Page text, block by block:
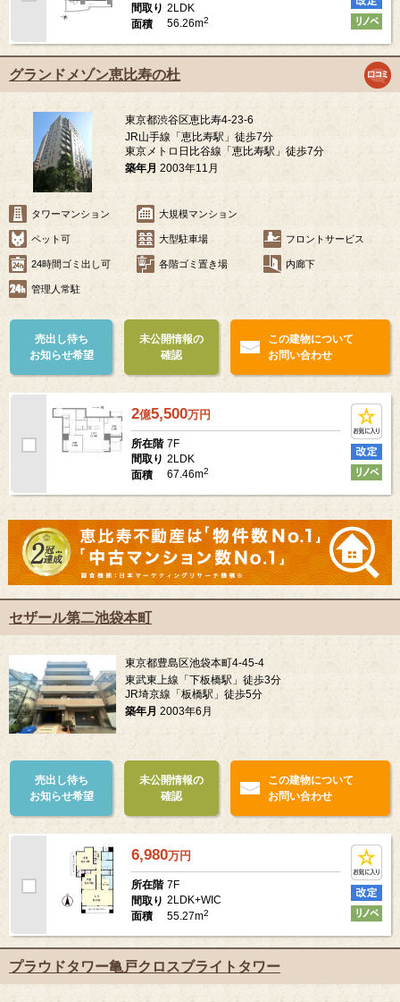
間取り 2LDK
面積
56.26m2
グランドメゾン恵比寿の杜
東京都渋谷区恵比寿4-23-6
JR山手線「恵比寿駅」徒歩7分
東京メトロ日比谷線「恵比寿駅」徒歩7分
築年月 2003年11月
タワーマンション 大規模マンション
ペット可 大型駐車場 フロントサービス
24時間ゴミ出し可 各階ゴミ置き場 内廊下
管理人常駐
売出し待ち
お知らせ希望
未公開情報の
確認
この建物について
お問い合わせ
2億5,500万円
所在階 7F
間取り 2LDK
面積
67.46m2
セザール第二池袋本町
東京都豊島区池袋本町4-45-4
東武東上線「下板橋駅」徒歩3分
JR埼京線「板橋駅」徒歩5分
築年月 2003年6月
売出し待ち
お知らせ希望
未公開情報の
確認
この建物について
お問い合わせ
6,980万円
所在階 7F
間取り 2LDK+WIC
面積
55.27m2
プラウドタワー亀戸クロスブライトタワー